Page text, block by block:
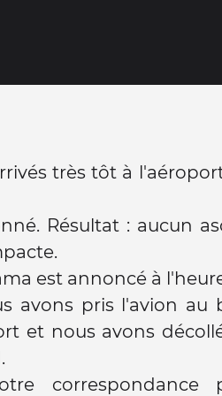
très tôt à
Résultat : aucun
est annoncé à
avons pris l'avion au
et nous avons
correspondance